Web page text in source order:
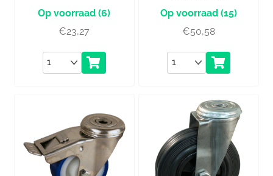
(6)
€23,27
Aantal
(15)
€50,58
Aantal